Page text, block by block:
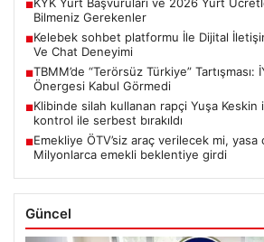
■
Bilmeniz Gerekenler
■Kelebek sohbet platformu İle Dijital
Ve Chat Deneyimi
■TBMM’de “Terörsüz Türkiye” Tartışması:
Önergesi Kabul Görmedi
■Klibinde silah kullanan rapçi Yuşa
kontrol ile serbest bırakıldı
■Emekliye ÖTV’siz araç verilecek mi, yasa
Milyonlarca emekli beklentiye girdi
Güncel